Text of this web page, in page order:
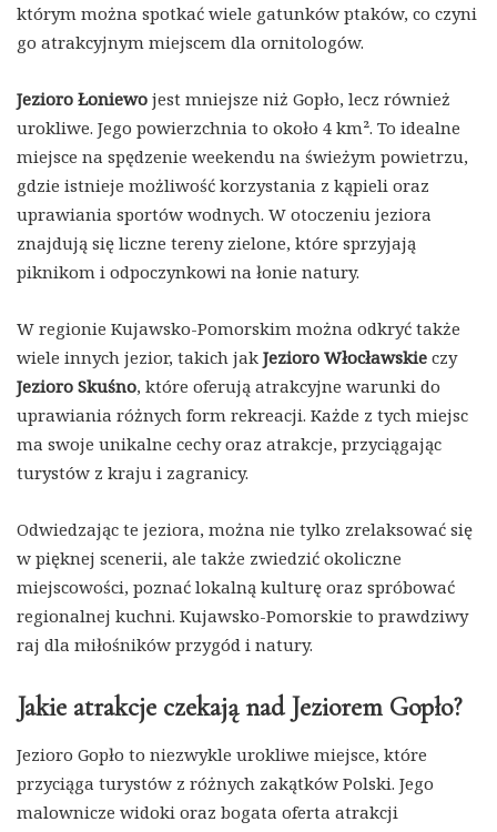
którym można spotkać wiele gatunków ptaków, co czyni
go atrakcyjnym miejscem dla ornitologów.
Jezioro Łoniewo jest mniejsze niż Gopło, lecz również
urokliwe. Jego powierzchnia to około 4 km². To idealne
miejsce na spędzenie weekendu na świeżym powietrzu,
gdzie istnieje możliwość korzystania z kąpieli oraz
uprawiania sportów wodnych. W otoczeniu jeziora
znajdują się liczne tereny zielone, które sprzyjają
piknikom i odpoczynkowi na łonie natury.
W regionie Kujawsko-Pomorskim można odkryć także
wiele innych jezior, takich jak Jezioro Włocławskie czy
Jezioro Skuśno, które oferują atrakcyjne warunki do
uprawiania różnych form rekreacji. Każde z tych miejsc
ma swoje unikalne cechy oraz atrakcje, przyciągając
turystów z kraju i zagranicy.
Odwiedzając te jeziora, można nie tylko zrelaksować się
w pięknej scenerii, ale także zwiedzić okoliczne
miejscowości, poznać lokalną kulturę oraz spróbować
regionalnej kuchni. Kujawsko-Pomorskie to prawdziwy
raj dla miłośników przygód i natury.
Jakie atrakcje czekają nad Jeziorem Gopło?
Jezioro Gopło to niezwykle urokliwe miejsce, które
przyciąga turystów z różnych zakątków Polski. Jego
malownicze widoki oraz bogata oferta atrakcji